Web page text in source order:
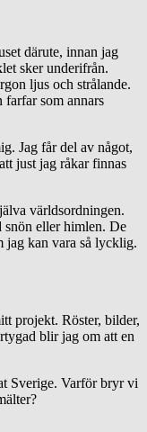
därute, innan jag
sker underifrån.
ljus och strålande.
farfar som annars
Jag får del av något,
just jag råkar finnas
världsordningen.
snön eller himlen. De
jag kan vara så lycklig.
projekt. Röster, bilder,
blir jag om att en
Sverige. Varför bryr vi